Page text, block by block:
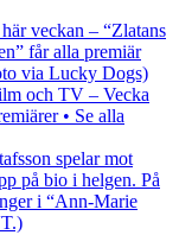
veckan – “Zlatans
får alla premiär
via Lucky Dogs)
och TV – Vecka
• Se alla
spelar mot
på bio i helgen. På
i “Ann-Marie